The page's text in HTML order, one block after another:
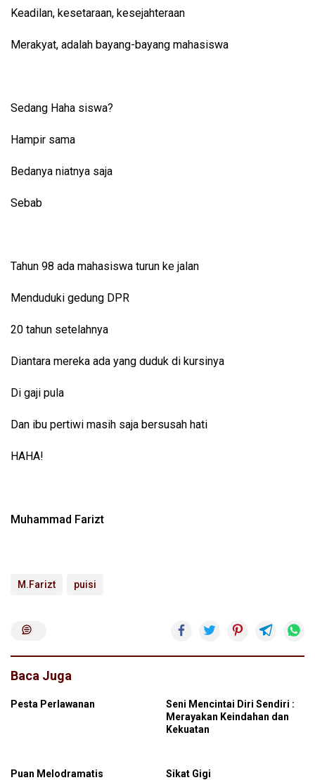
Keadilan, kesetaraan, kesejahteraan
Merakyat, adalah bayang-bayang mahasiswa
Sedang Haha siswa?
Hampir sama
Bedanya niatnya saja
Sebab
Tahun 98 ada mahasiswa turun ke jalan
Menduduki gedung DPR
20 tahun setelahnya
Diantara mereka ada yang duduk di kursinya
Di gaji pula
Dan ibu pertiwi masih saja bersusah hati
HAHA!
Muhammad Farizt
M.Farizt puisi
Baca Juga
Pesta Perlawanan
Seni Mencintai Diri Sendiri :
Merayakan Keindahan dan
Kekuatan
Puan Melodramatis Sikat Gigi